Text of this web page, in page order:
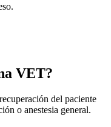
VET?
del paciente
o anestesia general.